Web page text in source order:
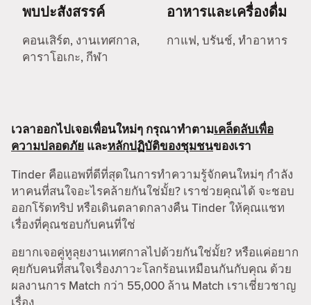
พบปะสังสรรค์
คอนเสิร์ต, งานเทศกาล,
คาราโอเกะ, กีฬา
อาหารและเครื่องดื่ม
กาแฟ, บรันช์, ทำอาหาร
เวลาออกไปเจอเพื่อนใหม่ๆ กรุณาทำตามเคล็ดลับเพื่อ
ความปลอดภัย และหลักปฏิบัติของชุมชนของเรา
Tinder คือแอพที่ดีที่สุดในการทำความรู้จักคนใหม่ๆ กำลัง
หาคนที่สนใจอะไรคล้ายกันใช่มั้ย? เราช่วยคุณได้ จะชอบ
ออกโร้ดทริป หรือเดินตลาดกลางคืน Tinder ให้คุณแชท
เรื่องที่คุณชอบกับคนที่ใช่
อยากเจอคู่หูลุยงานเทศกาลไปด้วยกันใช่มั้ย? หรือแค่อยาก
คุยกับคนที่สนใจเรื่องภาวะโลกร้อนเหมือนกันกับคุณ ด้วย
ผลงานการ Match กว่า 55,000 ล้าน Match เราเชี่ยวชาญ